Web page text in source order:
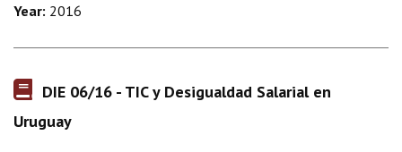
Year: 2016
DIE 06/16 - TIC y Desigualdad Salarial en
Uruguay